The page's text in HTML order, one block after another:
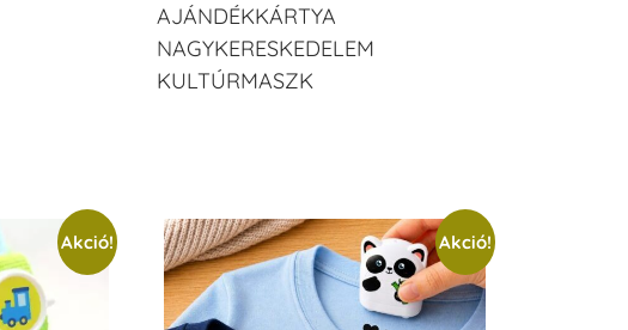
AJÁNDÉKKÁRTYA
NAGYKERESKEDELEM
KULTÚRMASZK
Akció! Akció!